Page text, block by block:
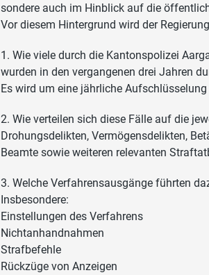
sondere auch im Hinblick auf die
Vor diesem Hintergrund wird der
1. Wie viele durch die Kantonspolizei
wurden in den vergangenen drei Jahren
Es wird um eine jährliche Aufschlüsselung
2. Wie verteilen sich diese Fälle auf die
Drohungsdelikten, Vermögensdelikten,
Beamte sowie weiteren relevanten
3. Welche Verfahrensausgänge führten
Insbesondere:
Einstellungen des Verfahrens
Nichtanhandnahmen
Strafbefehle
Rückzüge von Anzeigen